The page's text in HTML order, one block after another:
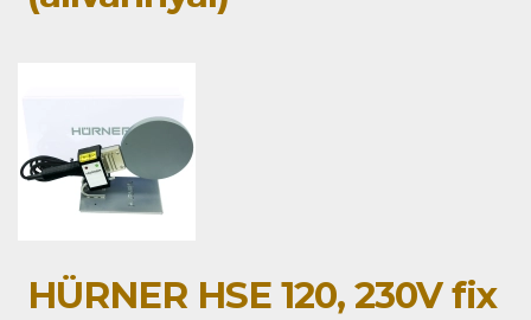
HÜRNER HSE 120, 230V fix